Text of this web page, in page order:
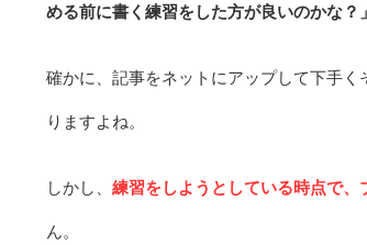
める前に書く練習をした方が良いのかな？」
確かに、記事をネットにアップして下手
りますよね。
しかし、 練習をしようとしている時点で
ん。